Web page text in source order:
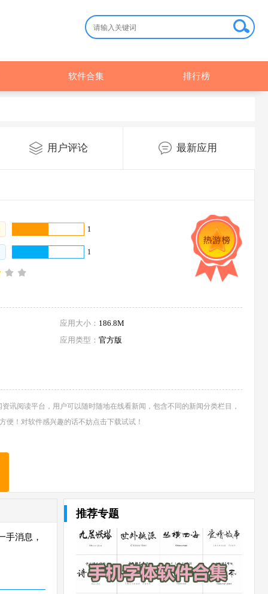
软件合集 排行榜
用户评论 最新应用
1
1
应用大小： 186.8M
应用类型： 官方版
讯阅读平台，用户可以随时随地在线看新闻，包含不同的新闻分类栏目，
便！对软件感兴趣的话不妨点击下载试试！
手消息，
推荐专题